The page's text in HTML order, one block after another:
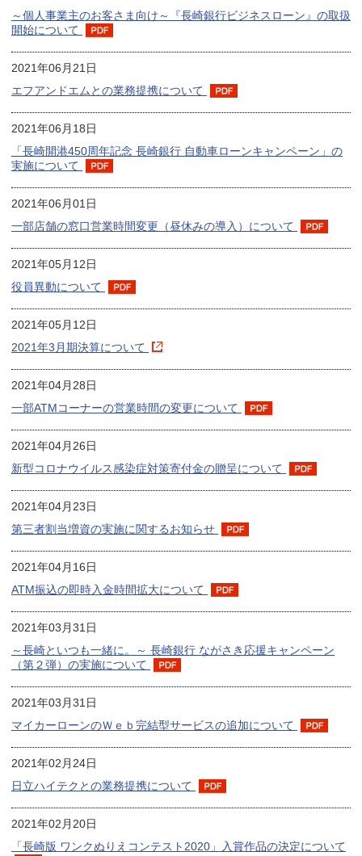
～個人事業主のお客さま向け～『長崎銀行ビジネスローン』の取扱
開始について
2021年06月21日
エフアンドエムとの業務提携について
2021年06月18日
「長崎開港450周年記念 長崎銀行 自動車ローンキャンペーン」の
実施について
2021年06月01日
一部店舗の窓口営業時間変更（昼休みの導入）について
2021年05月12日
役員異動について
2021年05月12日
2021年3月期決算について
2021年04月28日
一部ATMコーナーの営業時間の変更について
2021年04月26日
新型コロナウイルス感染症対策寄付金の贈呈について
2021年04月23日
第三者割当増資の実施に関するお知らせ
2021年04月16日
ATM振込の即時入金時間拡大について
2021年03月31日
～長崎といつも一緒に。～ 長崎銀行 ながさき応援キャンペーン
（第２弾）の実施について
2021年03月31日
マイカーローンのＷｅｂ完結型サービスの追加について
2021年02月24日
日立ハイテクとの業務提携について
2021年02月20日
「長崎版 ワンクぬりえコンテスト2020」入賞作品の決定について